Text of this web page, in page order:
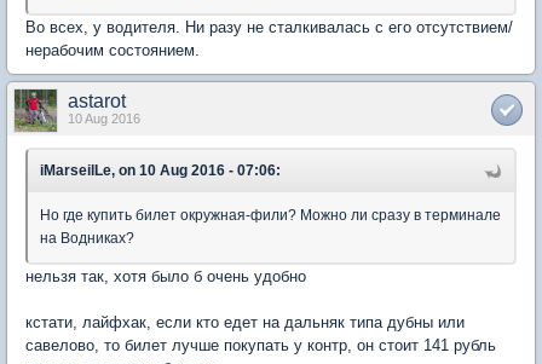
Во всех, у водителя. Ни разу не сталкивалась с его отсутствием/
нерабочим состоянием.
astarot
10 Aug 2016
iMarseilLe, on 10 Aug 2016 - 07:06:
Но где купить билет окружная-фили? Можно ли сразу в терминале
на Водниках?
нельзя так, хотя было б очень удобно
кстати, лайфхак, если кто едет на дальняк типа дубны или
савелово, то билет лучше покупать у контр, он стоит 141 рубль